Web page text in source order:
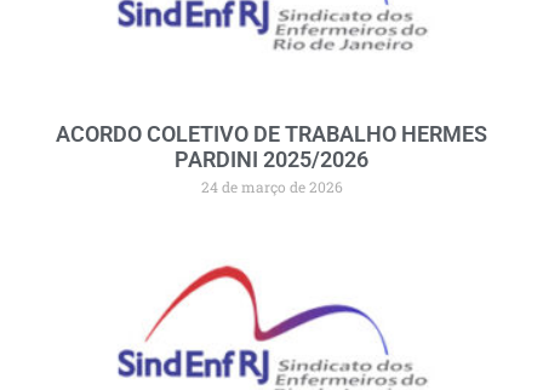
ACORDO COLETIVO DE TRABALHO HERMES
PARDINI 2025/2026
24 de março de 2026